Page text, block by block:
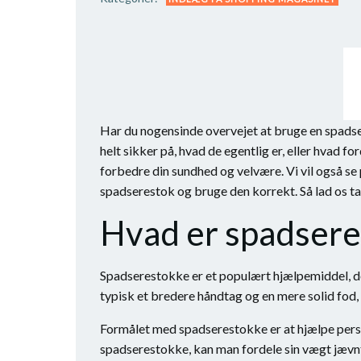
Har du nogensinde overvejet at bruge en
helt sikker på, hvad de egentlig er, eller hvad
forbedre din sundhed og velvære. Vi vil også
spadserestok og bruge den korrekt. Så lad os
Hvad er
Spadserestokke er et populært hjælpemiddel,
typisk et bredere håndtag og en mere solid
Formålet med spadserestokke er at hjælpe
spadserestokke, kan man fordele sin vægt